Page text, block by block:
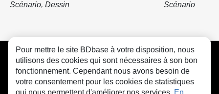
Scénario, Dessin Scénario
CGU FAQ Contact Cookies
Pour mettre le site BDbase à votre disposition, nous
utilisons des cookies qui sont nécessaires à son bon
fonctionnement. Cependant nous avons besoin de
votre consentement pour les cookies de statistiques
qui nous permettent d'améliorer nos services. En